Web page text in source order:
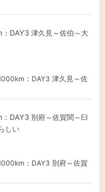
DAY3 津久見～佐伯～大
DAY3 別府～佐賀関～臼
しい